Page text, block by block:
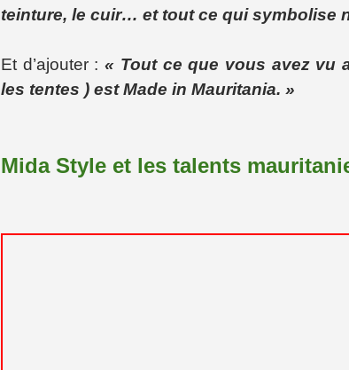
teinture, le cuir… et tout ce qui symbolise
Et d’ajouter : « Tout ce que vous avez vu
les tentes ) est Made in Mauritania. »
Mida Style et les talents